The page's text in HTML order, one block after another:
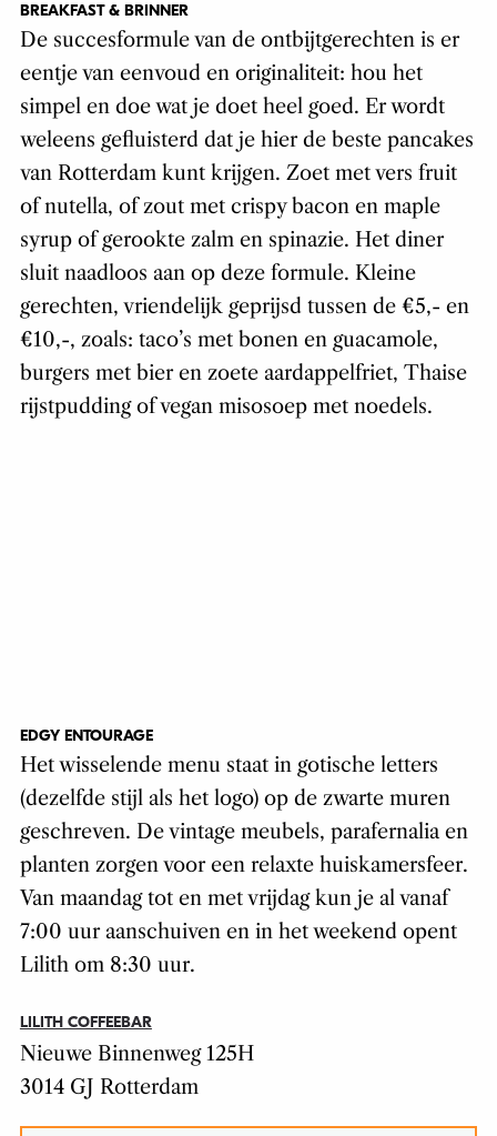
BREAKFAST & BRINNER
De succesformule van de ontbijtgerechten is er
eentje van eenvoud en originaliteit: hou het
simpel en doe wat je doet heel goed. Er wordt
weleens gefluisterd dat je hier de beste pancakes
van Rotterdam kunt krijgen. Zoet met vers fruit
of nutella, of zout met crispy bacon en maple
syrup of gerookte zalm en spinazie. Het diner
sluit naadloos aan op deze formule. Kleine
gerechten, vriendelijk geprijsd tussen de €5,- en
€10,-, zoals: taco’s met bonen en guacamole,
burgers met bier en zoete aardappelfriet, Thaise
rijstpudding of vegan misosoep met noedels.
EDGY ENTOURAGE
Het wisselende menu staat in gotische letters
(dezelfde stijl als het logo) op de zwarte muren
geschreven. De vintage meubels, parafernalia en
planten zorgen voor een relaxte huiskamersfeer.
Van maandag tot en met vrijdag kun je al vanaf
7:00 uur aanschuiven en in het weekend opent
Lilith om 8:30 uur.
LILITH COFFEEBAR
Nieuwe Binnenweg 125H
3014 GJ Rotterdam